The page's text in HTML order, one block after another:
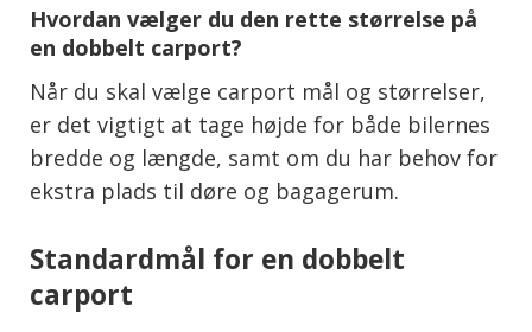
Hvordan vælger du den rette størrelse på
en dobbelt carport?
Når du skal vælge carport mål og størrelser,
er det vigtigt at tage højde for både bilernes
bredde og længde, samt om du har behov for
ekstra plads til døre og bagagerum.
Standardmål for en dobbelt
carport